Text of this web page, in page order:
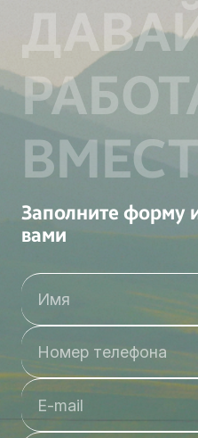
Заполните форму
вами